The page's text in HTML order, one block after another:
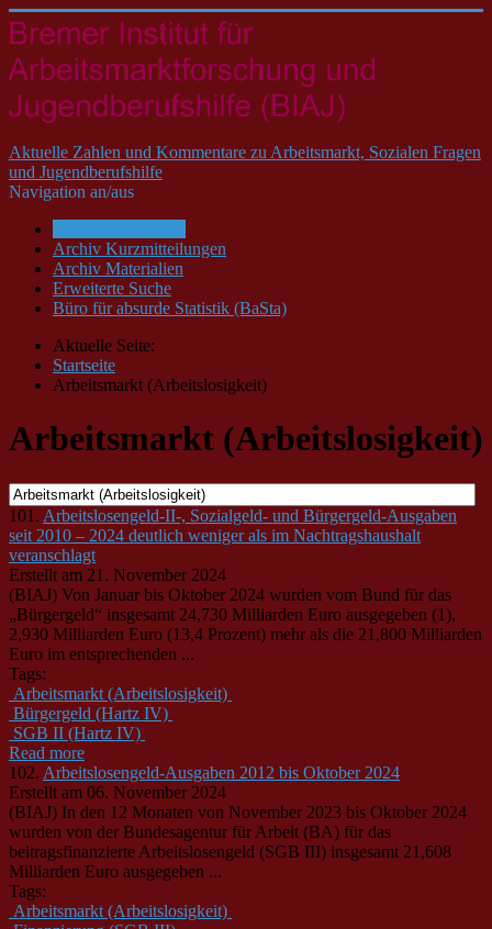
Aktuelle Zahlen und Kommentare zu Arbeitsmarkt, Sozialen Fragen
und Jugendberufshilfe
Navigation an/aus
Archiv Kurzmitteilungen
Archiv Materialien
Erweiterte Suche
Büro für absurde Statistik (BaSta)
Aktuelle Seite:
Startseite
Arbeitsmarkt (Arbeitslosigkeit)
Arbeitsmarkt (Arbeitslosigkeit)
101. Arbeitslosengeld-II-, Sozialgeld- und Bürgergeld-Ausgaben
seit 2010 – 2024 deutlich weniger als im Nachtragshaushalt
veranschlagt
Erstellt am 21. November 2024
(BIAJ) Von Januar bis Oktober 2024 wurden vom Bund für das
„Bürgergeld“ insgesamt 24,730 Milliarden Euro ausgegeben (1),
2,930 Milliarden Euro (13,4 Prozent) mehr als die 21,800 Milliarden
Euro im entsprechenden ...
Tags:
Arbeitsmarkt (Arbeitslosigkeit)
Bürgergeld (Hartz IV)
SGB II (Hartz IV)
Read more
102. Arbeitslosengeld-Ausgaben 2012 bis Oktober 2024
Erstellt am 06. November 2024
(BIAJ) In den 12 Monaten von November 2023 bis Oktober 2024
wurden von der Bundesagentur für Arbeit (BA) für das
beitragsfinanzierte Arbeitslosengeld (SGB III) insgesamt 21,608
Milliarden Euro ausgegeben ...
Tags:
Arbeitsmarkt (Arbeitslosigkeit)